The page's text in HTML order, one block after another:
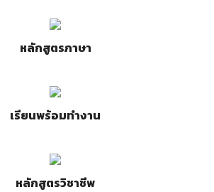
หลักสูตรภาษา
เรียนพร้อมทำงาน
หลักสูตรวิชาชีพ